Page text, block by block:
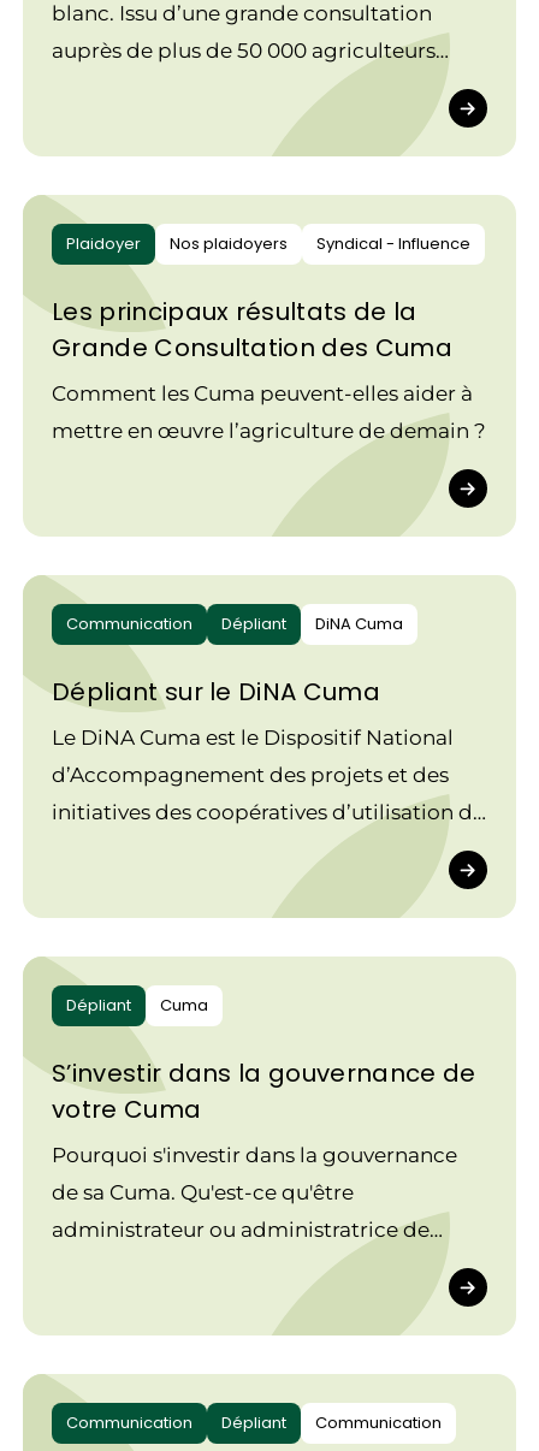
blanc. Issu d’une grande consultation
auprès de plus de 50 000 agriculteurs
réalisée avec Make.org, et ayant recueilli
12 000 retours, ce libre blanc formule 15
propositions qui sont le fil rouge des
plaidoyers de la Fédération nationale des
Cuma.
Plaidoyer Nos plaidoyers Syndical - Influence
Les principaux résultats de la
Grande Consultation des Cuma
Comment les Cuma peuvent-elles aider à
mettre en œuvre l’agriculture de demain ?
Communication Dépliant DiNA Cuma
Dépliant sur le DiNA Cuma
Le DiNA Cuma est le Dispositif National
d’Accompagnement des projets et des
initiatives des coopératives d’utilisation de
Dépliant Cuma
S’investir dans la gouvernance de
votre Cuma
Pourquoi s'investir dans la gouvernance
de sa Cuma. Qu'est-ce qu'être
administrateur ou administratrice de
Cuma, quelles sont les missions du Bureau
et du Conseil d'administration de la Cuma.
Communication Dépliant Communication